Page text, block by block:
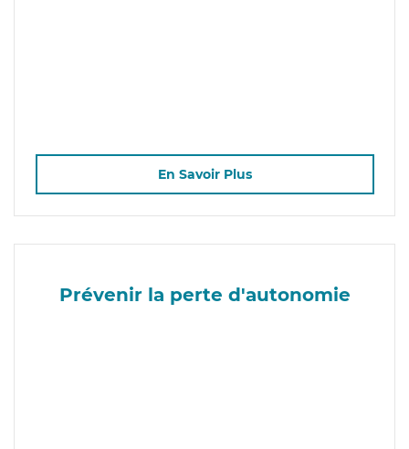
En Savoir Plus
Prévenir la perte d'autonomie